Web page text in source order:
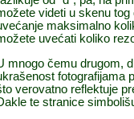
videti u skenu
ćanje maksimalno
uvećati koliko
mnogo čemu drugom,
fotografijama
verovatno reflektuje
te stranice